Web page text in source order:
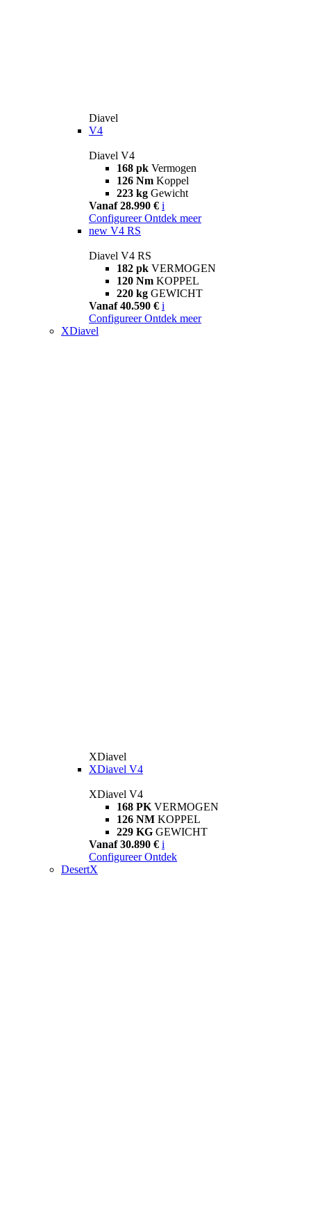
Diavel
V4
Diavel V4
168 pk Vermogen
126 Nm Koppel
223 kg Gewicht
Vanaf 28.990 € i
Configureer Ontdek meer
new V4 RS
Diavel V4 RS
182 pk VERMOGEN
120 Nm KOPPEL
220 kg GEWICHT
Vanaf 40.590 € i
Configureer Ontdek meer
XDiavel
XDiavel
XDiavel V4
XDiavel V4
168 PK VERMOGEN
126 NM KOPPEL
229 KG GEWICHT
Vanaf 30.890 € i
Configureer Ontdek
DesertX